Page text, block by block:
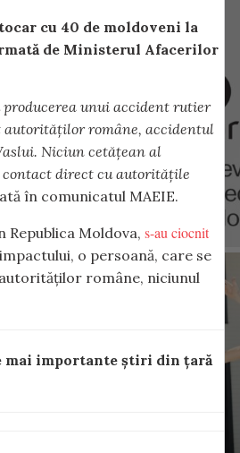
cu 40 de moldoveni la
de Ministerul Afacerilor
unui accident rutier
române, accidentul
Niciun cetățean al
contact direct cu autoritățile
în comunicatul MAEIE.
Republica Moldova, s-au ciocnit
o persoană, care se
române, niciunul
mai importante știri din țară